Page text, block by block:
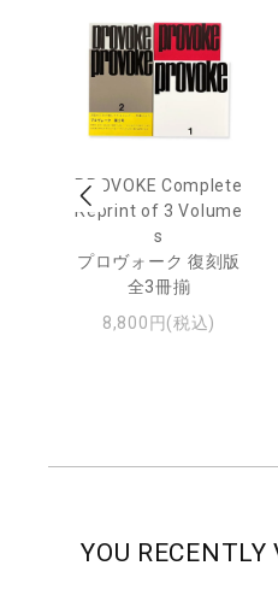
PROVOKE Complete
Reprint of 3 Volume
s
プロヴォーク 復刻版
全3冊揃
8,800円(税込)
YOU